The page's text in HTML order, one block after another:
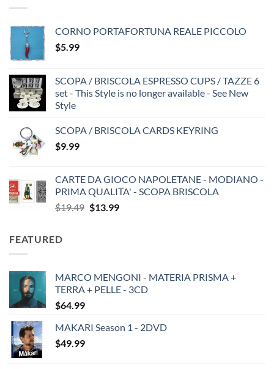
CORNO PORTAFORTUNA REALE PICCOLO
$5.99
SCOPA / BRISCOLA ESPRESSO CUPS / TAZZE 6
set - This Style is no longer available - See New
Style
SCOPA / BRISCOLA CARDS KEYRING
$9.99
CARTE DA GIOCO NAPOLETANE - MODIANO -
PRIMA QUALITA' - SCOPA BRISCOLA
$19.49 Original
$13.99Current
FEATURED
MARCO MENGONI - MATERIA PRISMA +
TERRA + PELLE - 3CD
$64.99
MAKARI Season 1 - 2DVD
$49.99